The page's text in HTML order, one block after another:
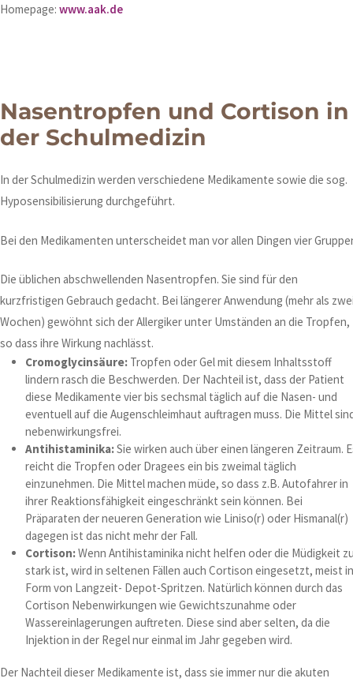
Homepage: www.aak.de
Nasentropfen und Cortison in
der Schulmedizin
In der Schulmedizin werden verschiedene Medikamente sowie die sog.
Hyposensibilisierung durchgeführt.
Bei den Medikamenten unterscheidet man vor allen Dingen vier
Die üblichen abschwellenden Nasentropfen. Sie sind für den
kurzfristigen Gebrauch gedacht. Bei längerer Anwendung (mehr als
Wochen) gewöhnt sich der Allergiker unter Umständen an die Tropfen,
so dass ihre Wirkung nachlässt.
Cromoglycinsäure: Tropfen oder Gel mit diesem Inhaltsstoff
lindern rasch die Beschwerden. Der Nachteil ist, dass der Patient
diese Medikamente vier bis sechsmal täglich auf die Nasen- und
eventuell auf die Augenschleimhaut auftragen muss. Die Mittel
nebenwirkungsfrei.
Antihistaminika:Sie wirken auch über einen längeren Zeitraum.
reicht die Tropfen oder Dragees ein bis zweimal täglich
einzunehmen. Die Mittel machen müde, so dass z.B. Autofahrer in
ihrer Reaktionsfähigkeit eingeschränkt sein können. Bei
Präparaten der neueren Generation wie Liniso(r) oder Hismanal(r)
dagegen ist das nicht mehr der Fall.
Cortison:Wenn Antihistaminika nicht helfen oder die Müdigkeit
stark ist, wird in seltenen Fällen auch Cortison eingesetzt, meist in
Form von Langzeit- Depot-Spritzen. Natürlich können durch das
Cortison Nebenwirkungen wie Gewichtszunahme oder
Wassereinlagerungen auftreten. Diese sind aber selten, da die
Injektion in der Regel nur einmal im Jahr gegeben wird.
Der Nachteil dieser Medikamente ist, dass sie immer nur die akuten